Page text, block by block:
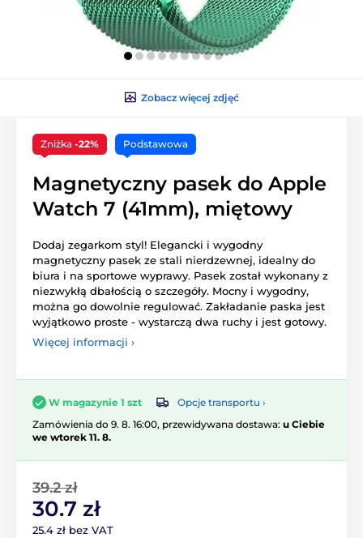
Zobacz więcej zdjęć
Zniżka -22% Podstawowa
Magnetyczny pasek do Apple
Watch 7 (41mm), miętowy
Dodaj zegarkom styl! Elegancki i wygodny
magnetyczny pasek ze stali nierdzewnej, idealny do
biura i na sportowe wyprawy. Pasek został wykonany z
niezwykłą dbałością o szczegóły. Mocny i wygodny,
można go dowolnie regulować. Zakładanie paska jest
wyjątkowo proste - wystarczą dwa ruchy i jest gotowy.
Więcej informacji ›
W magazynie 1 szt
Opcje transportu ›
Zamówienia do 9. 8. 16:00, przewidywana dostawa: u Ciebie
we wtorek 11. 8.
39.2 zł
30.7 zł
25.4 zł bez VAT